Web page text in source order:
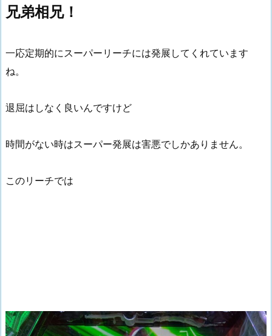
兄弟相兄！
一応定期的にスーパーリーチには発展してくれています
ね。
退屈はしなく良いんですけど
時間がない時はスーパー発展は害悪でしかありません。
このリーチでは